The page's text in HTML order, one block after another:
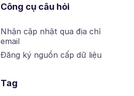
Công cụ câu hỏi
Nhận cập nhật qua địa chỉ
email
Đăng ký nguồn cấp dữ liệu
Tag